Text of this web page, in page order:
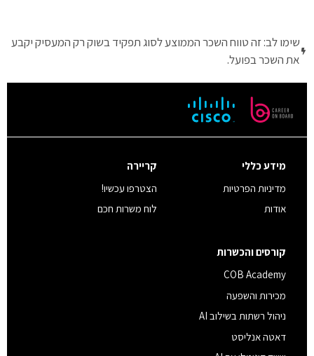
שימו לב: זה טווח השכר הממוצע לסוג תפקיד בשוק רק המעסיק יקבע
את השכר בפועל.
מידע כללי
מדיניות הפרטיות
אודות
קריירה
הצטרפו עכשיו!
לוח משרות חכם
קורסים והכשרות
COB Academy
מכירות והשפעה
ניהול רשתות בשילוב AI
דאטה אנליסט